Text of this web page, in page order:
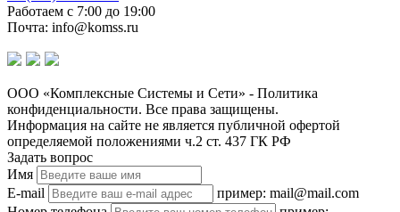
Работаем с 7:00 до 19:00
Почта: info@komss.ru
ООО «Комплексные Системы и Сети» - Политика
конфиденциальности. Все права защищены.
Информация на сайте не является публичной офертой
определяемой положениями ч.2 ст. 437 ГК РФ
Задать вопрос
Имя
E-mail
пример: mail@mail.com